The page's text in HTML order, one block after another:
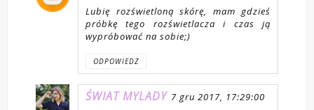
Lubię rozświetloną skórę, mam gdzieś
próbkę tego rozświetlacza i czas ją
wypróbować na sobie;)
ODPOWIEDZ
ŚWIAT MYLADY 7 gru 2017, 17:29:00